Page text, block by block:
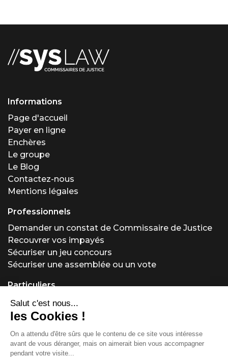
Informations
Page d'accueil
Payer en ligne
Enchères
Le groupe
Le Blog
Contactez-nous
Mentions légales
Professionnels
Demander un constat de Commissaire de Justice
Recouvrer vos impayés
Sécuriser un jeu concours
Sécuriser une assemblée ou un vote
Particuliers
Demander un constat de Commissaire de Justice
Régler un problème locatif
Obtenir un conseil juridique
Protéger vos créations